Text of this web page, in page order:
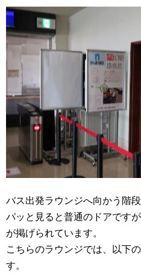
バス出発ラウンジへ向かう階
パッと見ると普通のドアです
が掲げられています。
こちらのラウンジでは、以下
す。